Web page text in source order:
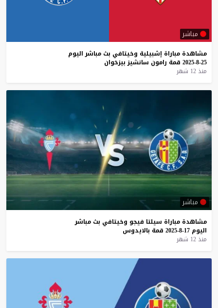
مباشر
مشاهدة مباراة إشبيلية وخيتافي بث مباشر اليوم
25-8-2025
قمة رامون سانشيز بيزخوان
منذ 12 شهر
مباشر
مشاهدة مباراة سيلتا فيجو وخيتافي بث مباشر
اليوم 17-8-2025 قمة بالايدوس
منذ 12 شهر